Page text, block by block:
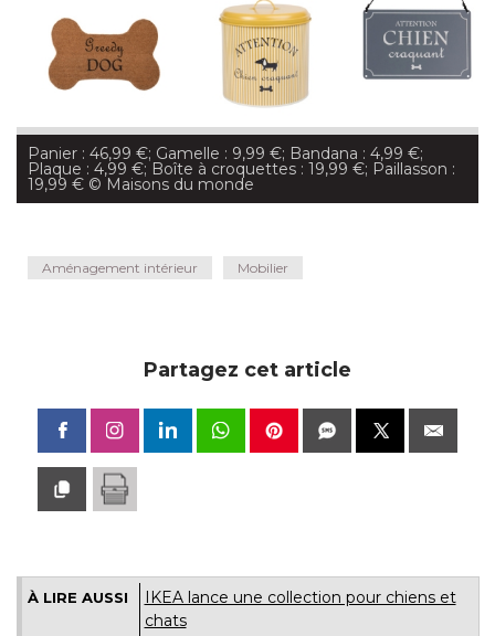
Panier : 46,99 €; Gamelle : 9,99 €; Bandana : 4,99 €;
Plaque : 4,99 €; Boîte à croquettes : 19,99 €; Paillasson :
19,99 € © Maisons du monde
Aménagement intérieur Mobilier
Partagez cet article
À LIRE AUSSI
IKEA lance une collection pour chiens et
chats